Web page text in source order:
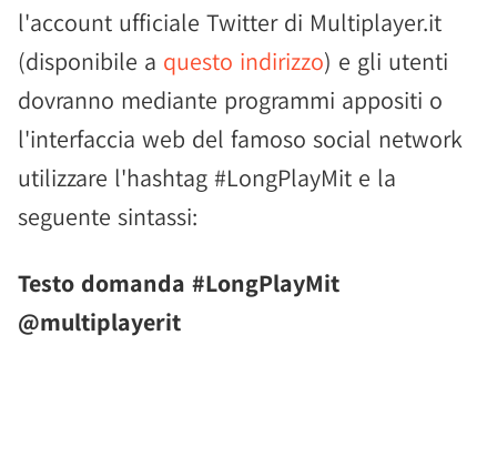
l'account ufficiale Twitter di Multiplayer.it
(disponibile a questo indirizzo) e gli utenti
dovranno mediante programmi appositi o
l'interfaccia web del famoso social network
utilizzare l'hashtag #LongPlayMit e la
seguente sintassi:
Testo domanda #LongPlayMit
@multiplayerit